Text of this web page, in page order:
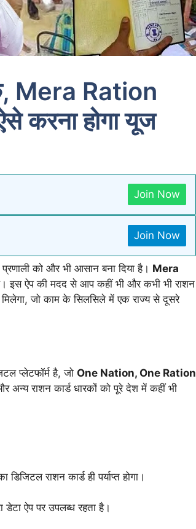
के, Mera Ration
करना होगा यूज
Join Now
Join Now
को और भी आसान बना दिया है। Mera
इस ऐप की मदद से आप कहीं भी और कभी भी राशन
जो काम के सिलसिले में एक राज्य से दूसरे
प्लेटफॉर्म है, जो One Nation, One Ration
अन्य राशन कार्ड धारकों को पूरे देश में कहीं भी
राशन कार्ड ही पर्याप्त होगा।
ऐप पर उपलब्ध रहता है।